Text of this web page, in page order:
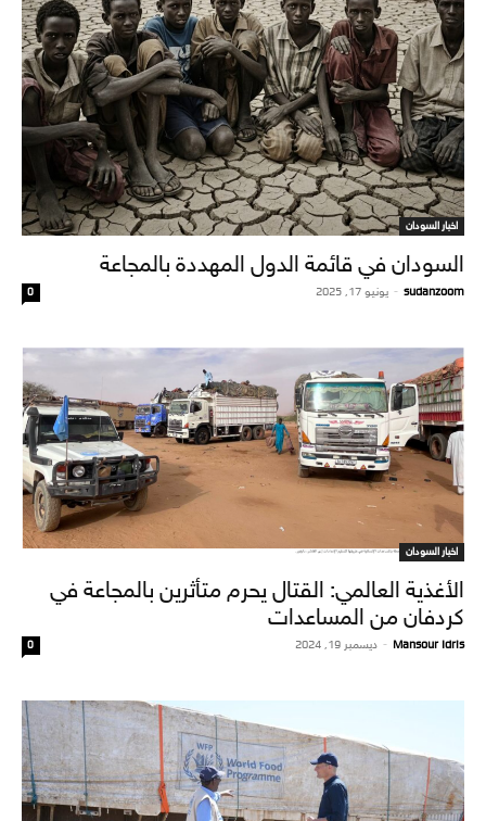
اخبار السودان
السودان في قائمة الدول المهددة بالمجاعة
sudanzoom
- يونيو 17, 2025 0
اخبار السودان
الأغذية العالمي: القتال يحرم متأثرين بالمجاعة في
كردفان من المساعدات
Mansour Idris
- ديسمبر 19, 2024 0